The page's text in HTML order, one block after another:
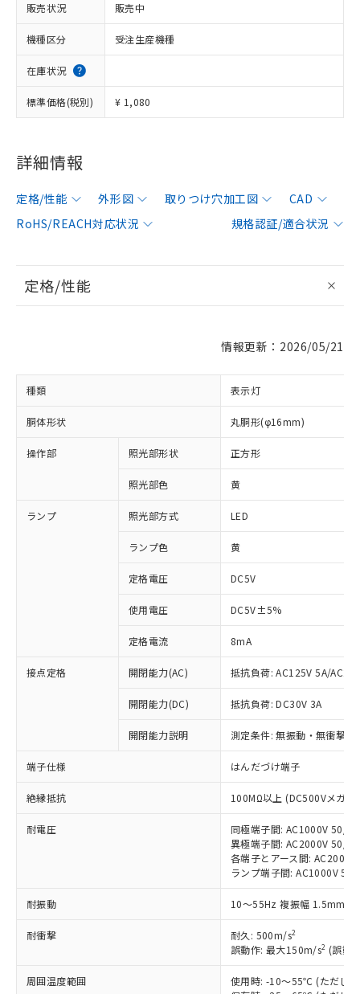
販売状況 販売中
機種区分 受注生産機種
在庫状況
標準価格(税別) ¥ 1,080
詳細情報
定格/性能 外形図 取りつけ穴加工図
CAD
RoHS/REACH対応状況
規格認証/適合状況
定格/性能
情報更新：2026/05/21
種類 表示灯
胴体形状 丸胴形(φ16mm)
操作部 照光部形状 正方形
照光部色 黄
ランプ 照光部方式 LED
ランプ色 黄
定格電圧 DC5V
使用電圧 DC5V±5%
定格電流 8mA
接点定格 開閉能力(AC) 抵抗負荷: AC125V 5A/
開閉能力(DC) 抵抗負荷: DC30V 3A
開閉能力説明 測定条件: 無振動・無衝撃
端子仕様 はんだづけ端子
絶縁抵抗 100MΩ以上 (DC500Vメガ)
耐電圧
同極端子間: AC1000V 50/
異極端子間: AC2000V 50/
各端子とアース間:
ランプ端子間: AC1000V
耐振動 10～55Hz 複振幅 1.5mm (
耐衝撃 耐久: 500m/s2
誤動作: 最大150m/s2 (誤動
周囲温度範囲
使用時: -10～55℃ (ただし
以下の条件をお読みいただき、同意のうえ
本サービスは、当社制御機器事業取扱
商品の当社在庫状況および標準価格
(税抜)を提供させていただくもので
当社制御機器事業取扱商品の中には、
※1 対応状況
対応済み：EU RoHS指令（10物質）の
非含有に対応した製品が提供可能な商品で
す。
対応予定：EU RoHS指令（10物質）の非含
有に対応した製品に切り替える予定のある
対応予定なし：EU RoHS指令（10物質）の
非含有に非対応の商品で、対応品を出す予
調査・確認中：EU RoHS指令（10物質）の
非含有の対応状況を調査中または確認中の
非該当品：ライセンス料など無形物で、有
害物質有無と関係のない商品です。
「○」：最大均質材料含有率が中国RoHSの
基準値以下であることを示します。